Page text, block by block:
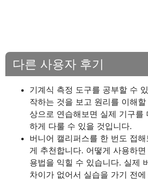
다른 사용자 후기
기계식 측정 도구를 공부할 수
작하는 것을 보고 원리를 이해
상으로 연습해보면 실제 기구를
하게 다룰 수 있을 것입니다.
버니어 캘리퍼스를 한 번도 접
게 추천합니다. 어떻게 사용하
용법을 익힐 수 있습니다. 실제
차이가 없어서 실습을 가기 전